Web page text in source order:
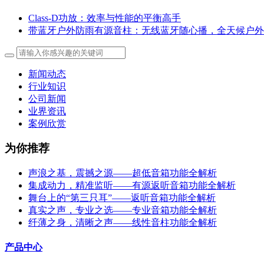
Class-D功放：效率与性能的平衡高手
带蓝牙户外防雨有源音柱：无线蓝牙随心播，全天候户
新闻动态
行业知识
公司新闻
业界资讯
案例欣赏
为你推荐
声浪之基，震撼之源——超低音箱功能全解析
集成动力，精准监听——有源返听音箱功能全解析
舞台上的“第三只耳”——返听音箱功能全解析
真实之声，专业之选——专业音箱功能全解析
纤薄之身，清晰之声——线性音柱功能全解析
产品中心